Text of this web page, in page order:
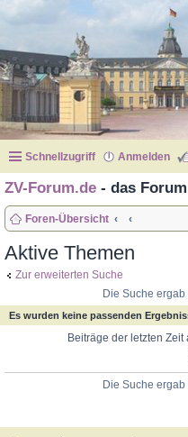
Schnellzugriff Anmelden
ZV-Forum.de - das
Foren-Übersicht
Aktive Themen
Zur erweiterten Suche
Die Suche ergab
Es wurden keine passenden
Beiträge der letzten Zeit
Die Suche ergab